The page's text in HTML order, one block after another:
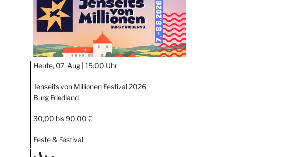
Heute, 07. Aug | 15:00 Uhr
Jenseits von Millionen Festival 2026
Burg Friedland
30,00 bis 90,00 €
Feste & Festival